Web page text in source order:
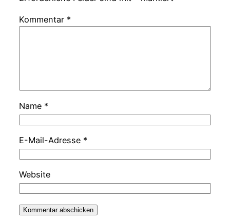
Kommentar *
Name *
E-Mail-Adresse *
Website